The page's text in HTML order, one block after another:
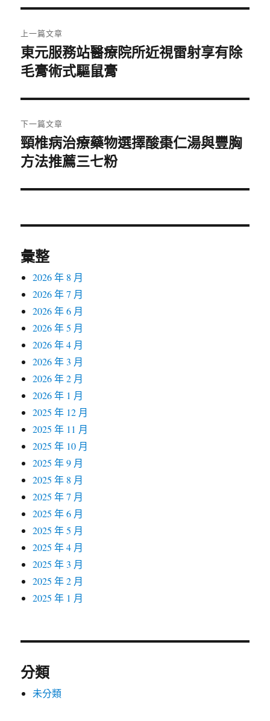
章
導
覽
上一篇文章
上
一
文
章:
東元服務站醫療院所近視雷射享有除
毛膏術式驅鼠膏
下一篇文章
下
一
文
頸椎病治療藥物選擇酸棗仁湯與豐胸
方法推薦三七粉
彙整
2026 年 8 月
2026 年 7 月
2026 年 6 月
2026 年 5 月
2026 年 4 月
2026 年 3 月
2026 年 2 月
2026 年 1 月
2025 年 12 月
2025 年 11 月
2025 年 10 月
2025 年 9 月
2025 年 8 月
2025 年 7 月
2025 年 6 月
2025 年 5 月
2025 年 4 月
2025 年 3 月
2025 年 2 月
2025 年 1 月
分類
未分類